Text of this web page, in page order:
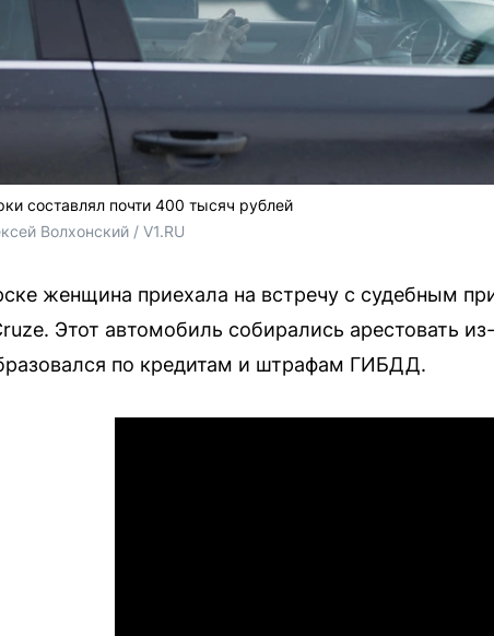
составлял почти 400 тысяч рублей
Волхонский / V1.RU
женщина приехала на встречу с судебным
Этот автомобиль собирались арестовать
по кредитам и штрафам ГИБДД.